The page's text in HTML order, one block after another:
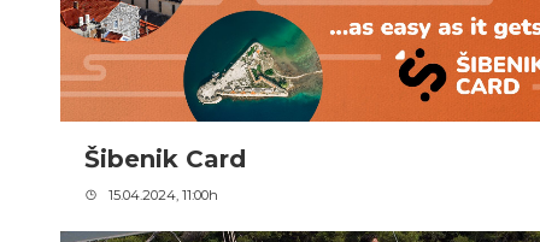
Šibenik Card
15.04.2024, 11:00h